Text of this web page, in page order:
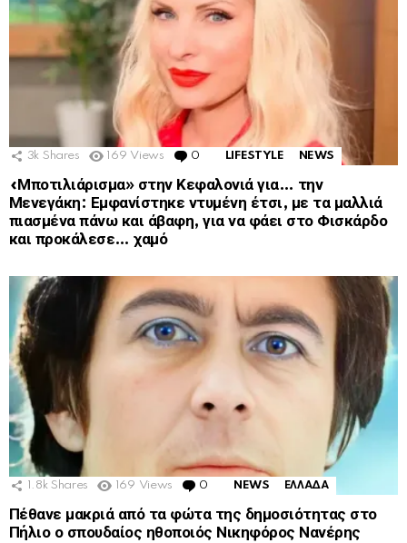
3k Shares 169 Views 0 Comments
LIFESTYLE NEWS
«Μποτιλιάρισμα» στην Κεφαλονιά για… την
Μενεγάκη: Εμφανίστηκε ντυμένη έτσι, με τα μαλλιά
πιασμένα πάνω και άβαφη, για να φάει στο Φισκάρδο
και προκάλεσε… χαμό
1.8k Shares 169 Views 0 Comments
NEWS ΕΛΛΑΔΑ
Πέθανε μακριά από τα φώτα της δημοσιότητας στο
Πήλιο ο σπουδαίος ηθοποιός Νικηφόρος Νανέρης